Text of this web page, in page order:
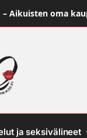
– Aikuisten oma
ja seksivälineet